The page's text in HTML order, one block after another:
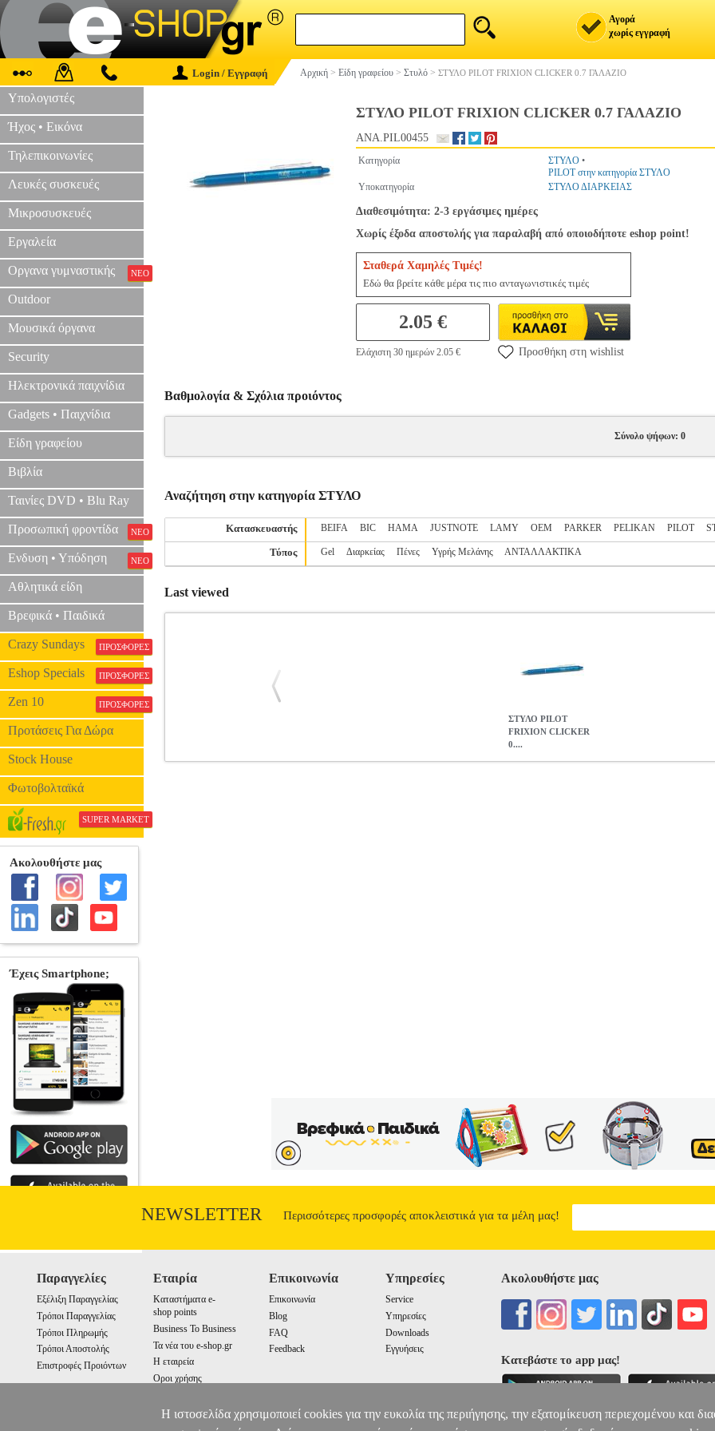
Αγορά
χωρίς εγγραφή
Login / Εγγραφή Αρχική > Είδη γραφείου > Στυλό > ΣΤΥΛΟ PILOT FRIXION CLICKER 0.7 ΓΑΛΑΖΙΟ
Υπολογιστές
Ήχος • Εικόνα
Τηλεπικοινωνίες
Λευκές συσκευές
Μικροσυσκευές
Εργαλεία
Οργανα γυμναστικής ΝΕΟ
Outdoor
Μουσικά όργανα
Security
Ηλεκτρονικά παιχνίδια
Gadgets • Παιχνίδια
Είδη γραφείου
Βιβλία
Ταινίες DVD • Blu Ray
Προσωπική φροντίδα ΝΕΟ
Ενδυση • Υπόδηση ΝΕΟ
Αθλητικά είδη
Βρεφικά • Παιδικά
Crazy Sundays ΠΡΟΣΦΟΡΕΣ
Eshop Specials ΠΡΟΣΦΟΡΕΣ
Zen 10 ΠΡΟΣΦΟΡΕΣ
Προτάσεις Για Δώρα
Stock House
Φωτοβολταϊκά
SUPER MARKET
ΣΤΥΛΟ PILOT FRIXION CLICKER 0.7 ΓΑΛΑΖΙΟ
ANA.PIL00455
Κατηγορία ΣΤΥΛΟ •
PILOT στην κατηγορία ΣΤΥΛΟ
Υποκατηγορία
ΣΤΥΛΟ ΔΙΑΡΚΕΙΑΣ
Διαθεσιμότητα: 2-3 εργάσιμες ημέρες
Χωρίς έξοδα αποστολής για παραλαβή από οποιοδήποτε eshop point!
Σταθερά Χαμηλές Τιμές!
Εδώ θα βρείτε κάθε μέρα τις πιο ανταγωνιστικές τιμές
2.05 €
Ελάχιστη 30 ημερών 2.05 € Προσθήκη στη wishlist
Βαθμολογία & Σχόλια προιόντος
Σύνολο ψήφων: 0
Αναζήτηση στην κατηγορία ΣΤΥΛΟ
Κατασκευαστής BEIFA BIC HAMA JUSTNOTE LAMY OEM PARKER PELIKAN PILOT
Τύπος Gel Διαρκείας Πένες Υγρής Μελάνης ΑΝΤΑΛΛΑΚΤΙΚΑ
Last viewed
ΣΤΥΛΟ PILOT
FRIXION CLICKER
0....
NEWSLETTER Περισσότερες προσφορές αποκλειστικά για τα μέλη μας!
Παραγγελίες
Εξέλιξη Παραγγελίας
Τρόποι Παραγγελίας
Τρόποι Πληρωμής
Τρόποι Αποστολής
Επιστροφές Προιόντων
Εταιρία
Καταστήματα e-
shop points
Business To Business
Τα νέα του e-shop.gr
Η εταιρεία
Οροι χρήσης
Επικοινωνία
Επικοινωνία
Blog
FAQ
Feedback
Υπηρεσίες
Service
Υπηρεσίες
Downloads
Εγγυήσεις
Ακολουθήστε μας
Κατεβάστε το app μας!
Η ιστοσελίδα χρησιμοποιεί cookies για την ευκολία της περιήγησης, την εξατομίκευση περιεχομένου και